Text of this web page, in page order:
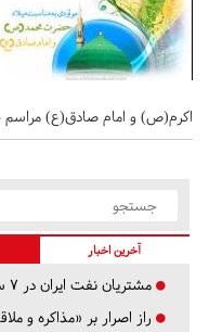
اکرم(ص) و امام صادق(ع) مراسم
آخرین اخبار
مشتریان نفت ایران در ۷ سال گذشته +فیلم
راز اصرار بر «مذاکره و